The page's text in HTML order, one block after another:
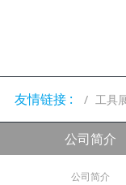
友情链接 : 工具
公司简介
公司简介